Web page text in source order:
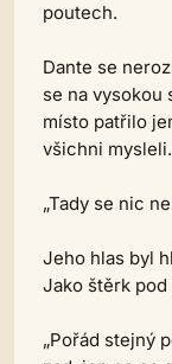
poutech.
Dante se
se na vysokou
místo patřilo
všichni mysleli.
„Tady se nic
Jeho hlas byl
Jako štěrk pod
„Pořád stejný